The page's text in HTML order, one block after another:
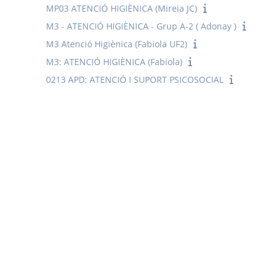
MP03 ATENCIÓ HIGIÈNICA (Mireia JC)
M3 - ATENCIÓ HIGIÈNICA - Grup A-2 ( Adonay )
M3 Atenció Higiènica (Fabiola UF2)
M3: ATENCIÓ HIGIÈNICA (Fabiola)
0213 APD: ATENCIÓ I SUPORT PSICOSOCIAL